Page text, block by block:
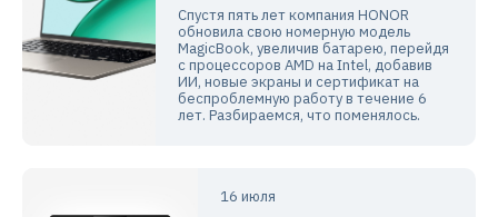
Спустя пять лет компания HONOR
обновила свою номерную модель
MagicBook, увеличив батарею, перейдя
с процессоров AMD на Intel, добавив
ИИ, новые экраны и сертификат на
беспроблемную работу в течение 6
лет. Разбираемся, что поменялось.
16 июля